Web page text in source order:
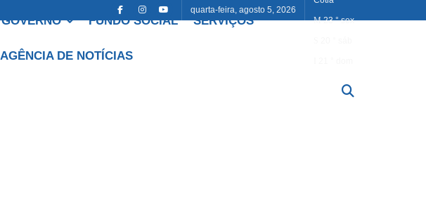
quarta-feira, agosto 5, 2026
23 ° sex
GOVERNO FUNDO SOCIAL SERVIÇOS
AGÊNCIA DE NOTÍCIAS